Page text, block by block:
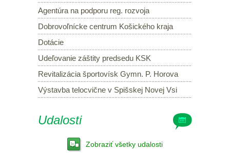
Agentúra na podporu reg. rozvoja
Dobrovoľnícke centrum Košického kraja
Dotácie
Udeľovanie záštity predsedu KSK
Revitalizácia športovísk Gymn. P. Horova
Výstavba telocvične v Spišskej Novej Vsi
Udalosti
Zobraziť všetky udalosti